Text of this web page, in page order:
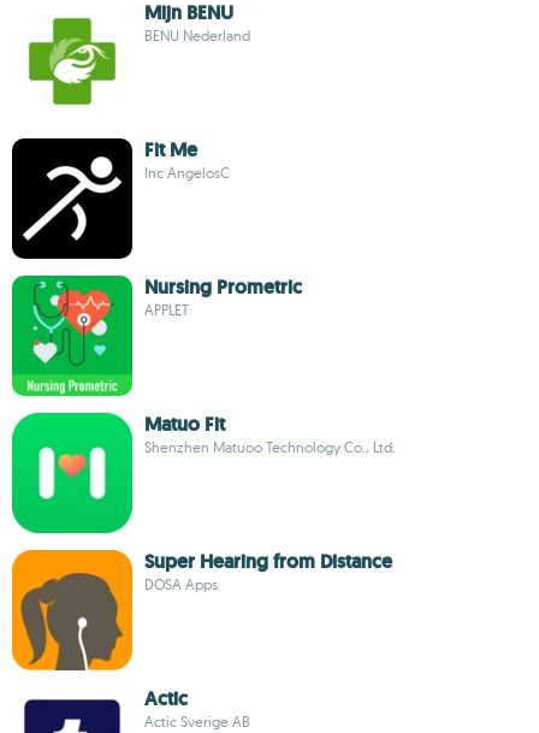
Mijn BENU
BENU Nederland
Fit Me
Inc AngelosC
Nursing Prometric
APPLET
Matuo Fit
Shenzhen Matuoo Technology Co., Ltd.
Super Hearing from Distance
DOSA Apps
Actic
Actic Sverige AB